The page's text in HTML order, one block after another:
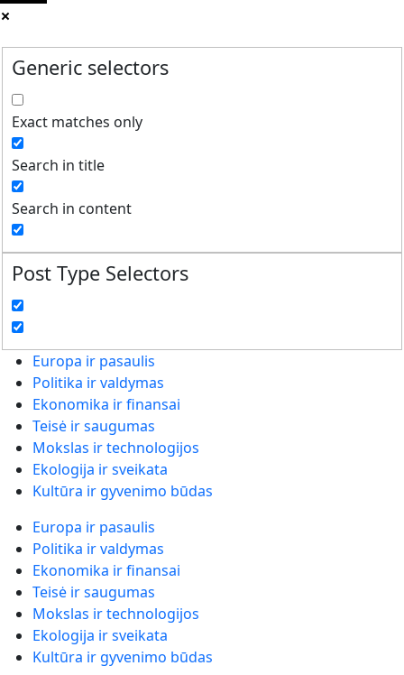
Generic selectors
Exact matches only
Search in title
Search in content
Post Type Selectors
Europa ir pasaulis
Politika ir valdymas
Ekonomika ir finansai
Teisė ir saugumas
Mokslas ir technologijos
Ekologija ir sveikata
Kultūra ir gyvenimo būdas
Europa ir pasaulis
Politika ir valdymas
Ekonomika ir finansai
Teisė ir saugumas
Mokslas ir technologijos
Ekologija ir sveikata
Kultūra ir gyvenimo būdas